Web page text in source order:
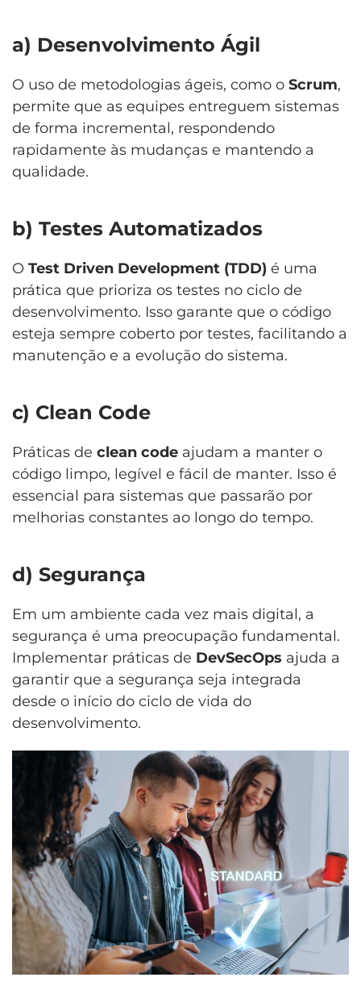
a) Desenvolvimento Ágil
O uso de metodologias ágeis, como o Scrum,
permite que as equipes entreguem sistemas
de forma incremental, respondendo
rapidamente às mudanças e mantendo a
qualidade.
b) Testes Automatizados
O Test Driven Development (TDD) é uma
prática que prioriza os testes no ciclo de
desenvolvimento. Isso garante que o código
esteja sempre coberto por testes, facilitando a
manutenção e a evolução do sistema.
c) Clean Code
Práticas de clean code ajudam a manter o
código limpo, legível e fácil de manter. Isso é
essencial para sistemas que passarão por
melhorias constantes ao longo do tempo.
d) Segurança
Em um ambiente cada vez mais digital, a
segurança é uma preocupação fundamental.
Implementar práticas de DevSecOps ajuda a
garantir que a segurança seja integrada
desde o início do ciclo de vida do
desenvolvimento.